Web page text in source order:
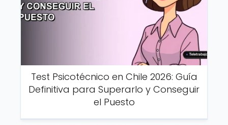
Test Psicotécnico en Chile 2026: Guía
Definitiva para Superarlo y Conseguir
el Puesto